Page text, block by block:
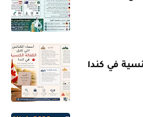
في كندا